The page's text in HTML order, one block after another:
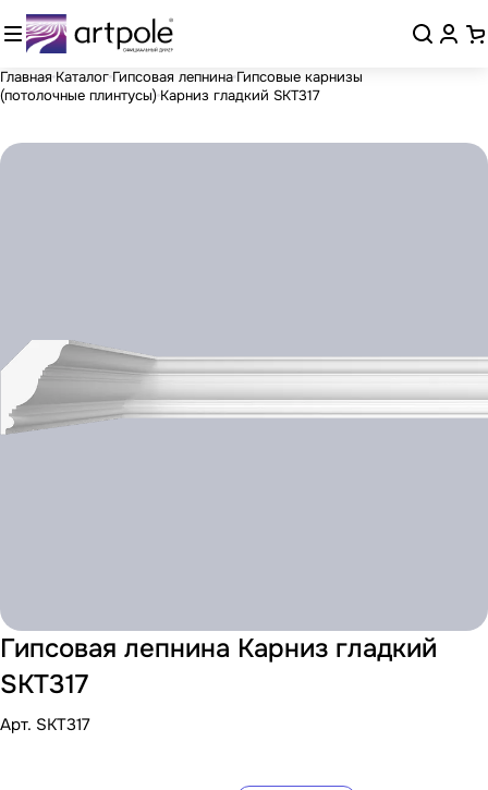
Главная Каталог Гипсовая лепнина Гипсовые карнизы
(потолочные плинтусы) Карниз гладкий SKT317
Гипсовая лепнина Карниз гладкий
SKT317
Арт. SKT317